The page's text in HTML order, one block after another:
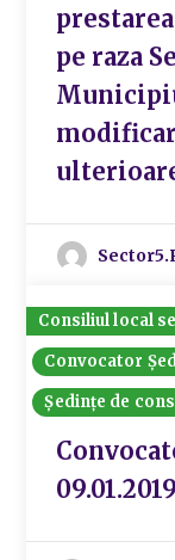
pe raza
Consiliul local
Convocator
Ședințe de